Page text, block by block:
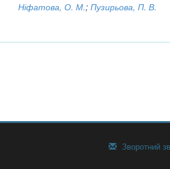
Ніфатова, О. М.;Пузирьова, П. В.
Зворотний